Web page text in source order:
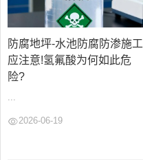
防腐地坪-水池防腐防渗施工
应注意!氢氟酸为何如此危
险?
...
2026-06-19